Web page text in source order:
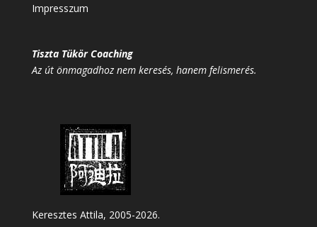
Impresszum
Tiszta Tükör Coaching
Az út önmagadhoz nem keresés, hanem felismerés.
Keresztes Attila, 2005-2026.